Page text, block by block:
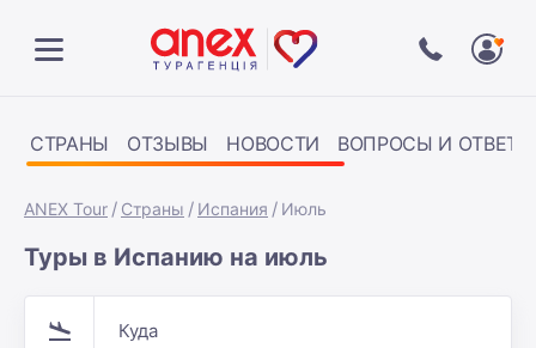
СТРАНЫ ОТЗЫВЫ НОВОСТИ ВОПРОСЫ И ОТВЕТЫ
ANEX Tour Страны Испания Июль
Туры в Испанию на июль
Куда